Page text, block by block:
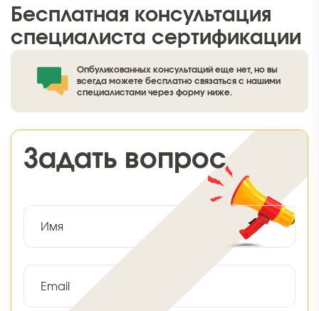
Бесплатная консультация
специалиста сертификации
Опбуликованных консультаций еще нет, но вы
всегда можете бесплатно связаться с нашими
специалистами через форму ниже.
Задать вопрос
Имя
Email